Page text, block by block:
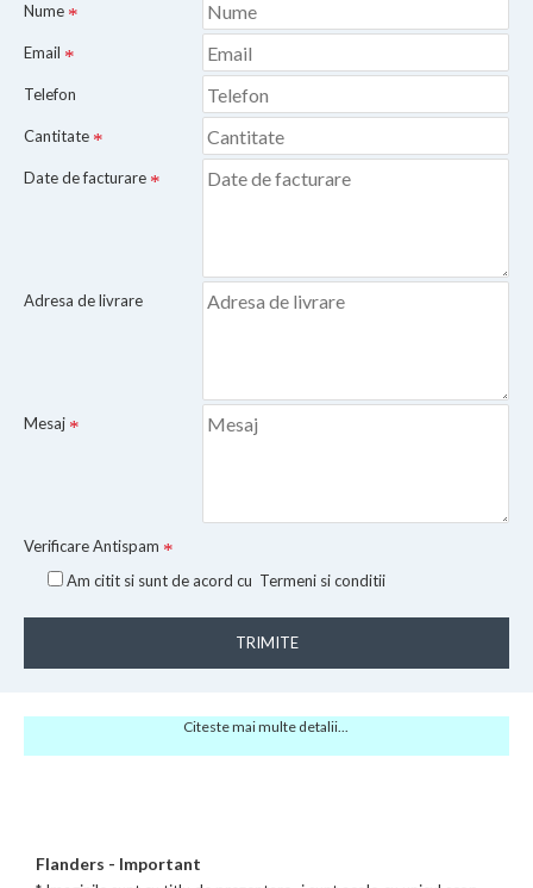
Nume
Email
Telefon
Cantitate
Date de facturare
Adresa de livrare
Mesaj
Verificare Antispam
Am citit si sunt de acord cu Termeni si conditii
TRIMITE
Citeste mai multe detalii...
Flanders - Important